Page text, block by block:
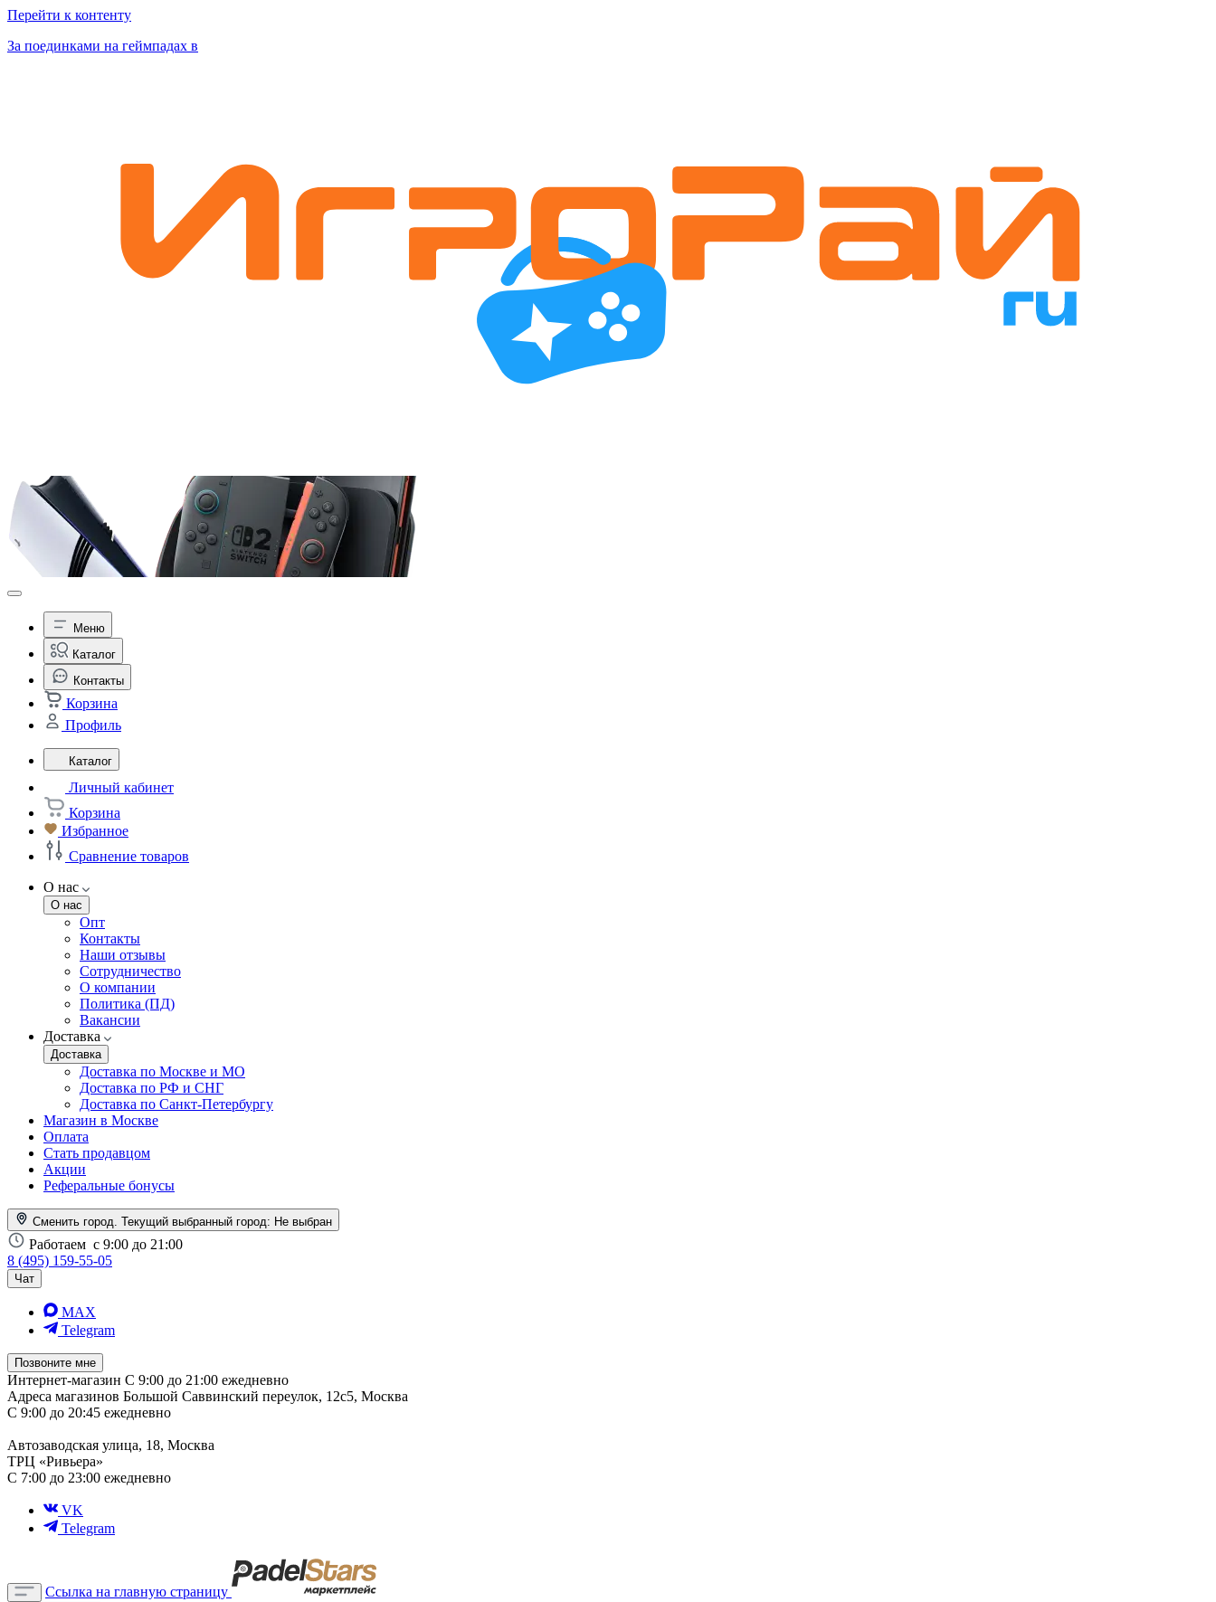
Перейти к контенту
За поединками на геймпадах в
Меню
Каталог
Контакты
Корзина
Профиль
Каталог
Личный кабинет
Корзина
Избранное
Сравнение товаров
О нас
О нас
Опт
Контакты
Наши отзывы
Сотрудничество
О компании
Политика (ПД)
Вакансии
Доставка
Доставка
Доставка по Москве и МО
Доставка по РФ и СНГ
Доставка по Санкт-Петербургу
Магазин в Москве
Оплата
Стать продавцом
Акции
Реферальные бонусы
Сменить город. Текущий выбранный город: Не выбран
Работаем с 9:00 до 21:00
8 (495) 159-55-05
Чат
MAX
Telegram
Позвоните мне
Интернет-магазин С 9:00 до 21:00 ежедневно
Адреса магазинов Большой Саввинский переулок, 12с5, Москва
С 9:00 до 20:45 ежедневно
Автозаводская улица, 18, Москва
ТРЦ «Ривьера»
С 7:00 до 23:00 ежедневно
VK
Telegram
Ссылка на главную страницу